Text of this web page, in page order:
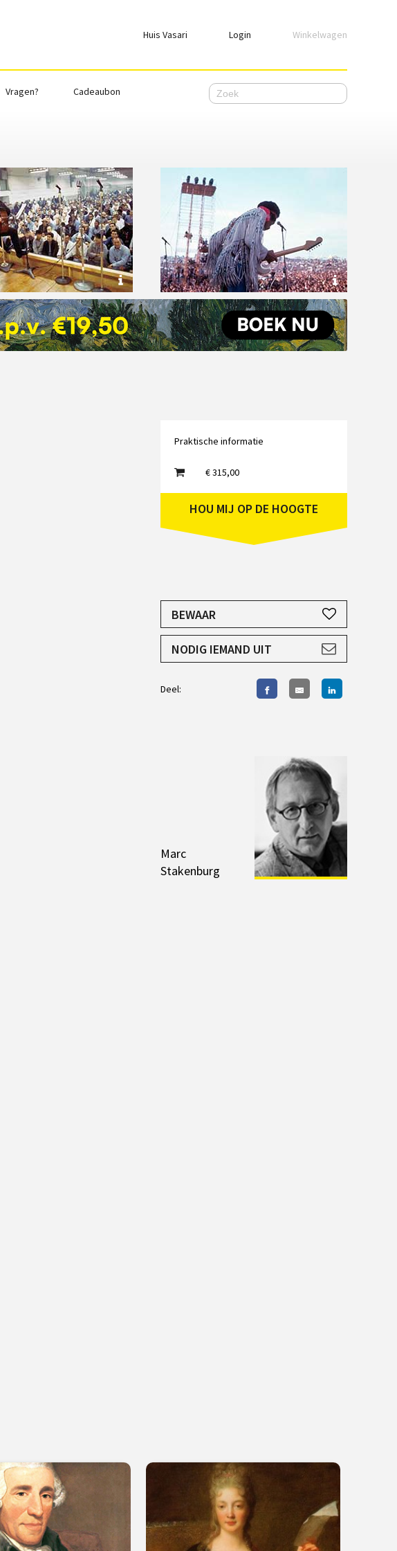
Huis Vasari Login
Login
Emailadres
Ik wil ingelogd blijven
WACHTWOORD VERGETEN
Nog geen account, meld jehieraan.
Winkelwagen
Vragen? Cadeaubon
Praktische informatie
€ 315,00
HOU MIJ OP DE HOOGTE
JE HEBT EEN ACCOUNT NODIG
AANMELDEN
BEWAAR
NODIG IEMAND UIT
Deel:
Marc
Stakenburg